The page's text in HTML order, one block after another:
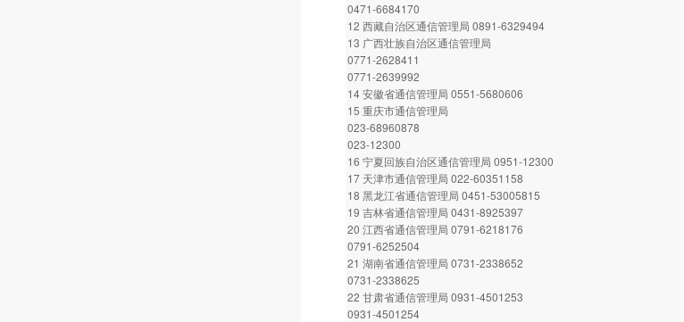
0471-6684170
12 西藏自治区通信管理局 0891-6329494
13 广西壮族自治区通信管理局
0771-2628411
0771-2639992
14 安徽省通信管理局 0551-5680606
15 重庆市通信管理局
023-68960878
023-12300
16 宁夏回族自治区通信管理局 0951-12300
17 天津市通信管理局 022-60351158
18 黑龙江省通信管理局 0451-53005815
19 吉林省通信管理局 0431-8925397
20 江西省通信管理局 0791-6218176
0791-6252504
21 湖南省通信管理局 0731-2338652
0731-2338625
22 甘肃省通信管理局 0931-4501253
0931-4501254